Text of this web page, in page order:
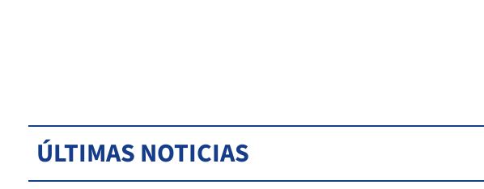
ÚLTIMAS NOTICIAS